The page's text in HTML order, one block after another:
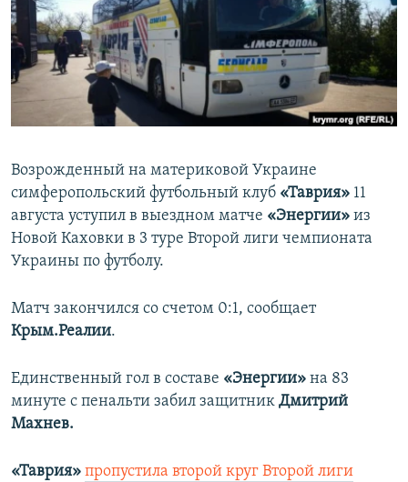
ПОБЕДИТЕЛЕЙ НЕ СУДЯТ?
КРЫМ.НЕПОКОРЕННЫЙ
УКРАИНСКАЯ ПРОБЛЕМА КРЫМА
ПРИСОЕДИНЯЙТЕСЬ!
Возрожденный на материковой Украине
симферопольский футбольный клуб «Таврия» 11
августа уступил в выездном матче «Энергии» из
Новой Каховки в 3 туре Второй лиги чемпионата
Украины по футболу.
Матч закончился со счетом 0:1, сообщает
Крым.Реалии.
Единственный гол в составе «Энергии» на 83
минуте с пенальти забил защитник Дмитрий
Махнев.
«Таврия» пропустила второй круг Второй лиги